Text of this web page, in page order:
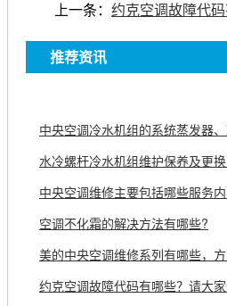
上一条： 约克空调故障代
推荐资讯
中央空调冷水机组的系统蒸发器
水冷螺杆冷水机组维护保养及更
中央空调维修主要包括哪些服务内
空调不化霜的解决方法有哪些?
美的中央空调维修系列有哪些，方
约克空调故障代码有哪些？请大家